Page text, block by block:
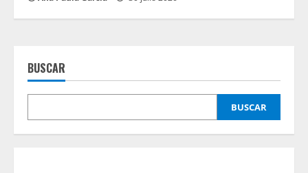
BUSCAR
BUSCAR